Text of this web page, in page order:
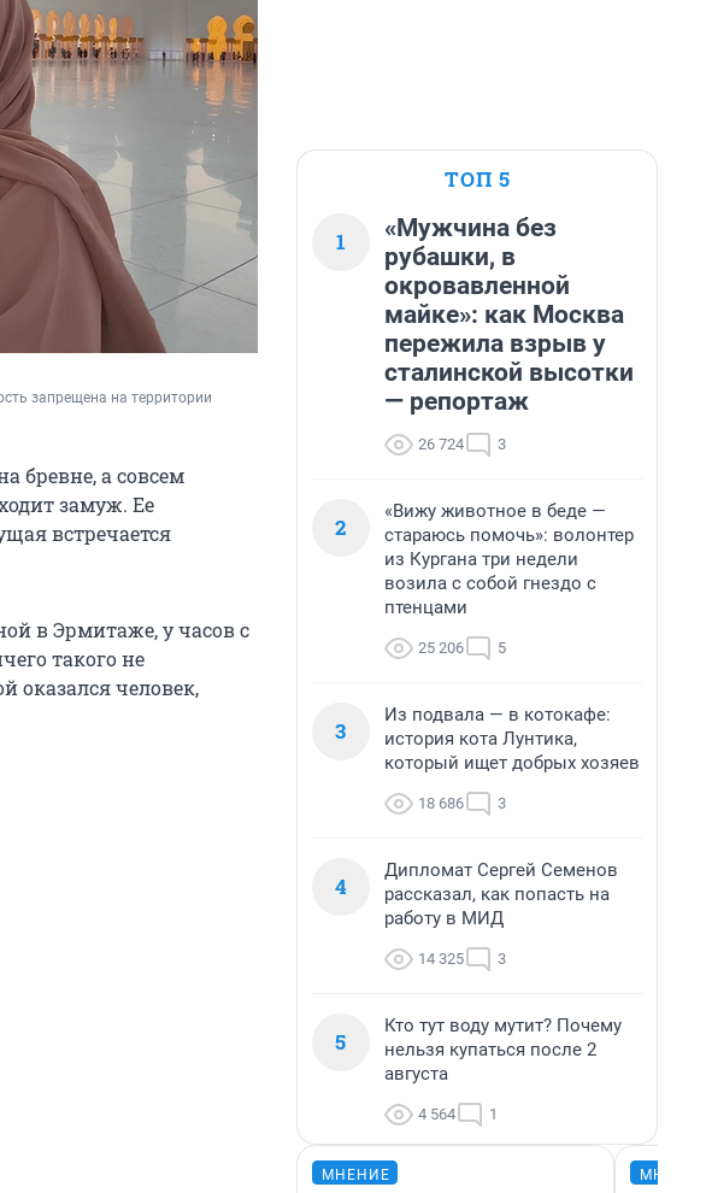
запрещена на территории
бревне, а совсем
замуж. Ее
встречается
в Эрмитаже, у часов с
такого не
оказался человек,
ТОП 5
1
«Мужчина без
рубашки, в
окровавленной
майке»: как Москва
пережила взрыв у
сталинской высотки
— репортаж
26 724 3
2
«Вижу животное в беде —
стараюсь помочь»: волонтер
из Кургана три недели
возила с собой гнездо с
птенцами
25 206 5
3
Из подвала — в котокафе:
история кота Лунтика,
который ищет добрых хозяев
18 686 3
4
Дипломат Сергей Семенов
рассказал, как попасть на
работу в МИД
14 325 3
5
Кто тут воду мутит? Почему
нельзя купаться после 2
августа
4 564 1
МНЕНИЕ